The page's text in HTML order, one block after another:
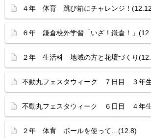
４年 体育 跳び箱にチャレンジ！
６年 鎌倉校外学習「いざ！鎌倉！」
２年 生活科 地域の方と花壇づくり
不動丸フェスタウィーク ７日目 ３年
不動丸フェスタウィーク ６日目 ４年
２年 体育 ボールを使って…(12.8)